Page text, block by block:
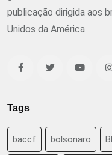
publicação dirigida aos
Unidos da América
Tags
baccf bolsonaro